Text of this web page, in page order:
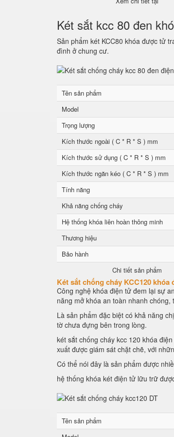
Két sắt kcc 80 đen
Sản phẩm két KCC80 khóa được tử
đình ở chung cư.
Tên sản phẩm
Model
Trọng lượng
Kích thước ngoài ( C * R * S ) mm
Kích thước sử dụng ( C * R * S ) mm
Kích thước ngăn kéo ( C * R * S ) mm
Tính năng
Khả năng chống cháy
Hệ thống khóa liên hoàn thông minh
Thương hiệu
Bảo hành
Chi tiết sản phẩm
Két sắt chống cháy KCC120 khóa
Công nghệ khóa điện tử đem lại sự
năng mở khóa an toàn nhanh chóng,
Là sản phẩm đặc biệt có khả năng
tờ chưa đựng bên trong lòng.
két sắt chống cháy kcc 120 khóa
xuất được giám sát chặt chẽ, với
Có thể nói đây là sản phẩm được
hệ thống khóa két điện tử lữu trữ
Tên sản phẩm